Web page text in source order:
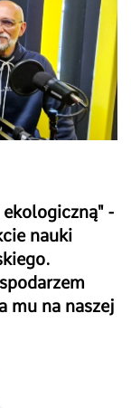
-
nauki
mu na naszej